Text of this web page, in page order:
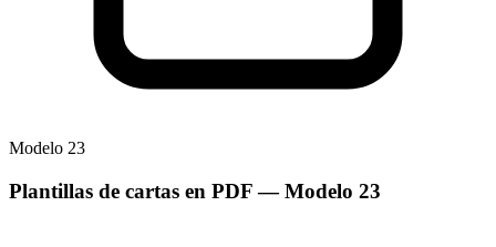
Modelo 23
Plantillas de cartas en PDF— Modelo 23